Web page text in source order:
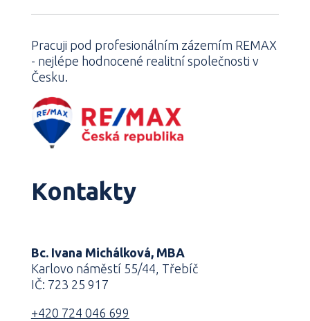
Pracuji pod profesionálním zázemím REMAX
- nejlépe hodnocené realitní společnosti v
Česku.
Kontakty
Bc. Ivana Michálková, MBA
Karlovo náměstí 55/44, Třebíč
IČ: 723 25 917
+420 724 046 699